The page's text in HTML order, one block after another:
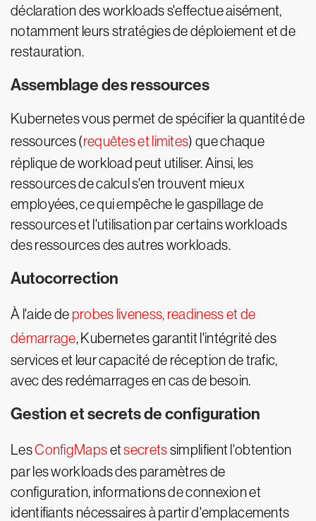
déclaration des workloads s'effectue aisément,
notamment leurs stratégies de déploiement et de
restauration.
Assemblage des ressources
Kubernetes vous permet de spécifier la quantité de
ressources (requêtes et limites) que chaque
réplique de workload peut utiliser. Ainsi, les
ressources de calcul s'en trouvent mieux
employées, ce qui empêche le gaspillage de
ressources et l'utilisation par certains workloads
des ressources des autres workloads.
Autocorrection
À l'aide de probes liveness, readiness et de
démarrage, Kubernetes garantit l'intégrité des
services et leur capacité de réception de trafic,
avec des redémarrages en cas de besoin.
Gestion et secrets de configuration
LesConfigMapsetsecretssimplifient l'obtention
par les workloads des paramètres de
configuration, informations de connexion et
identifiants nécessaires à partir d'emplacements